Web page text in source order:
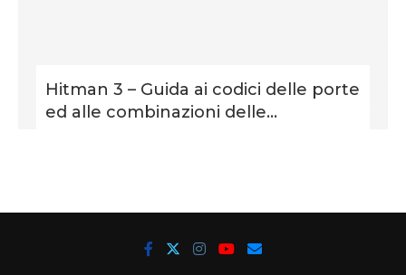
Hitman 3 – Guida ai codici delle porte
ed alle combinazioni delle...